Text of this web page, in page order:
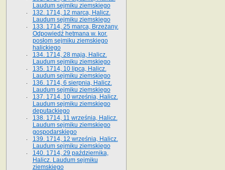
Laudum sejmiku ziemskiego
132. 1714, 12 marca, Halicz.
Laudum sejmiku ziemskiego
133. 1714, 25 marca, Brzeżany.
Odpowiedź hetmana w. kor.
posłom sejmiku ziemskiego
halickiego
134. 1714, 28 maja, Halicz.
Laudum sejmiku ziemskiego
135. 1714, 10 lipca, Halicz.
Laudum sejmiku ziemskiego
136. 1714, 6 sierpnia, Halicz.
Laudum sejmiku ziemskiego
137. 1714, 10 września, Halicz.
Laudum sejmiku ziemskiego
deputackiego
138. 1714, 11 września, Halicz.
Laudum sejmiku ziemskiego
gospodarskiego
139. 1714, 12 września, Halicz.
Laudum sejmiku ziemskiego
140. 1714, 29 października,
Halicz. Laudum sejmiku
ziemskiego